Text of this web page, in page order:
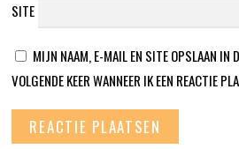
SITE
MIJN NAAM, E-MAIL EN SITE OPSLAAN IN
VOLGENDE KEER WANNEER IK EEN REACTIE